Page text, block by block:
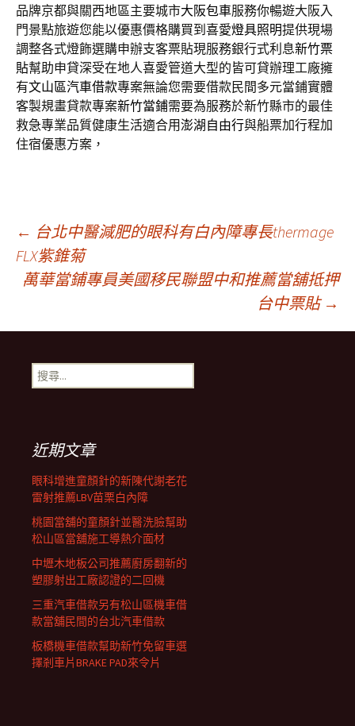
品牌京都與關西地區主要城市大阪包車服務你暢遊大阪入
門景點旅遊您能以優惠價格購買到喜愛燈具照明提供現場
調整各式燈飾選購申辦支客票貼現服務銀行式利息新竹票
貼幫助申貸深受在地人喜愛管道大型的皆可貸辦理工廠擁
有文山區汽車借款專案無論您需要借款民間多元當鋪實體
客製規畫貸款專案新竹當鋪需要為服務於新竹縣市的最佳
救急專業品質健康生活適合用澎湖自由行與船票加行程加
住宿優惠方案，
文
章
導
覽
列
← 台北中醫減肥的眼科有白內障專長thermage
FLX紫錐菊
萬華當鋪專員美國移民聯盟中和推薦當舖抵押
台中票貼 →
搜
尋
近期文章
眼科增進童顏針的新陳代謝老花
雷射推薦LBV苗栗白內障
桃園當舖的童顏針並醫洗臉幫助
松山區當舖施工導熱介面材
中壢木地板公司推薦廚房翻新的
塑膠射出工廠認證的二回機
三重汽車借款另有松山區機車借
款當舖民間的台北汽車借款
板橋機車借款幫助新竹免留車選
擇剎車片BRAKE PAD來令片